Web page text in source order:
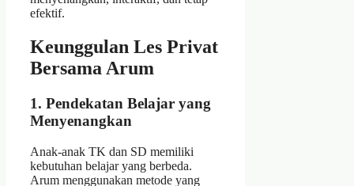
efektif.
Keunggulan Les Privat
Bersama Arum
1. Pendekatan Belajar yang
Menyenangkan
Anak-anak TK dan SD memiliki
kebutuhan belajar yang berbeda.
Arum menggunakan metode yang